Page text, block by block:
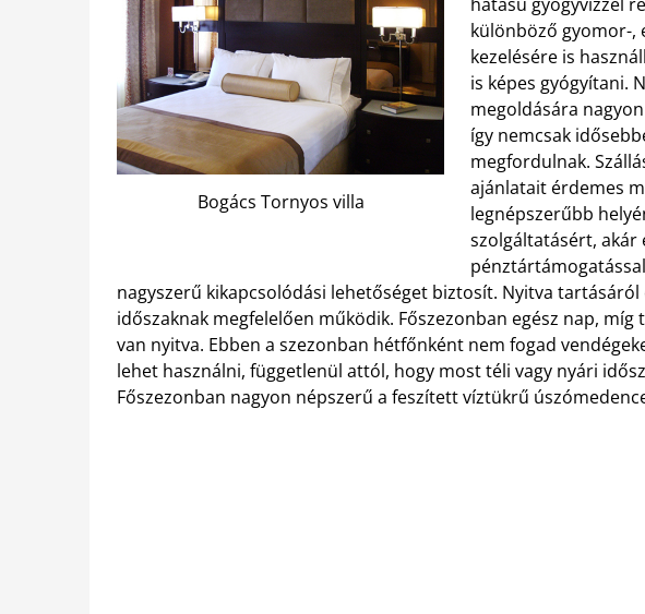
Bogács Tornyos villa
hatású gyógyvízzel
különböző gyomor-,
kezelésére is
is képes gyógyítani.
megoldására
így nemcsak
megfordulnak.
ajánlatait érdemes
legnépszerűbb
szolgáltatásért, akár
nagyszerű kikapcsolódási lehetőséget biztosít. Nyitva
időszaknak megfelelően működik. Főszezonban egész nap,
van nyitva. Ebben a szezonban hétfőnként nem fogad
lehet használni, függetlenül attól, hogy most téli vagy nyári
Főszezonban nagyon népszerű a feszített víztükrű